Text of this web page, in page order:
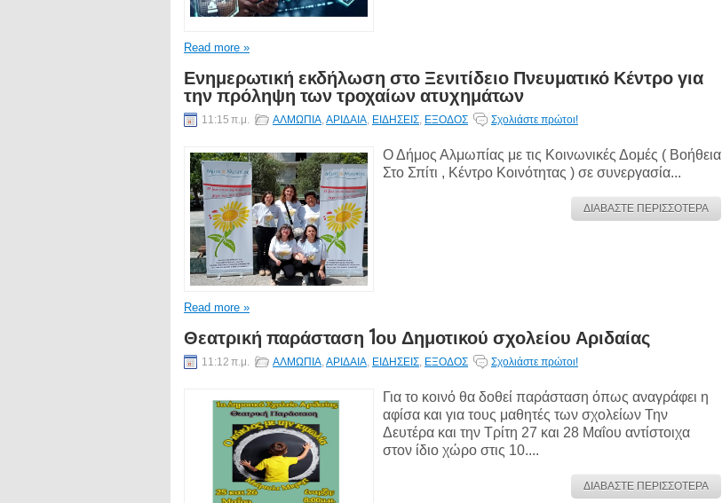
Read more »
Ενημερωτική εκδήλωση στο Ξενιτίδειο Πνευματικό Κέντρο για
την πρόληψη των τροχαίων ατυχημάτων
11:15 π.μ. ΑΛΜΩΠΙΑ,ΑΡΙΔΑΙΑ, ΕΙΔΗΣΕΙΣ, ΕΞΟΔΟΣ Σχολιάστε πρώτοι!
Ο Δήμος Αλμωπίας με τις Κοινωνικές Δομές ( Βοήθεια
Στο Σπίτι , Κέντρο Κοινότητας ) σε συνεργασία...
ΔΙΑΒΑΣΤΕ ΠΕΡΙΣΣΟΤΕΡΑ
Read more »
Θεατρική παράσταση 1ου Δημοτικού σχολείου Αριδαίας
11:12 π.μ. ΑΛΜΩΠΙΑ,ΑΡΙΔΑΙΑ, ΕΙΔΗΣΕΙΣ, ΕΞΟΔΟΣ Σχολιάστε πρώτοι!
Για το κοινό θα δοθεί παράσταση όπως αναγράφει η
αφίσα και για τους μαθητές των σχολείων Την
Δευτέρα και την Τρίτη 27 και 28 Μαΐου αντίστοιχα
στον ίδιο χώρο στις 10....
ΔΙΑΒΑΣΤΕ ΠΕΡΙΣΣΟΤΕΡΑ